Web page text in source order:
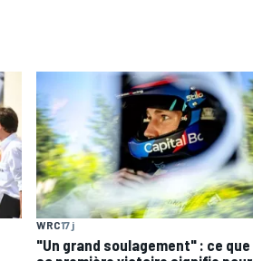
WRC17 j
"Un grand soulagement" : ce que